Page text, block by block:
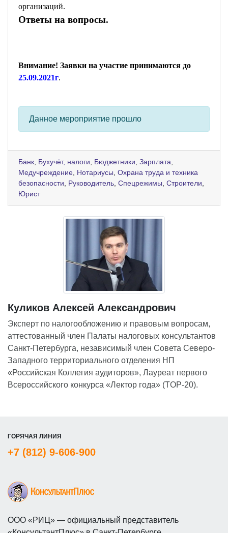
организаций.
Ответы на вопросы.
Внимание! Заявки на участие принимаются до
25.09.2021г.
Данное мероприятие прошло
Банк Бухучёт, налоги Бюджетники Зарплата
Медучреждение Нотариусы Охрана труда и техника
безопасности
Руководитель Спецрежимы Строители
Юрист
Куликов Алексей Александрович
Эксперт по налогообложению и правовым вопросам,
аттестованный член Палаты налоговых консультантов
Санкт-Петербурга, независимый член Совета Северо-
Западного территориального отделения НП
«Российская Коллегия аудиторов», Лауреат первого
Всероссийского конкурса «Лектор года» (TOP-20).
ГОРЯЧАЯ ЛИНИЯ
+7 (812) 9-606-900
ООО «РИЦ» — официальный представитель